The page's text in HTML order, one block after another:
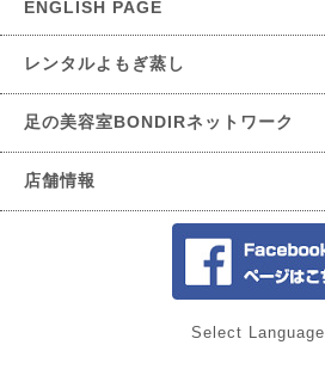
ENGLISH PAGE
レンタルよもぎ蒸し
足の美容室BONDIRネットワーク
店舗情報
Select Language